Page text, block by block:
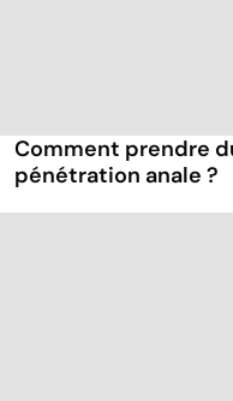
Comment prendre
pénétration anale ?